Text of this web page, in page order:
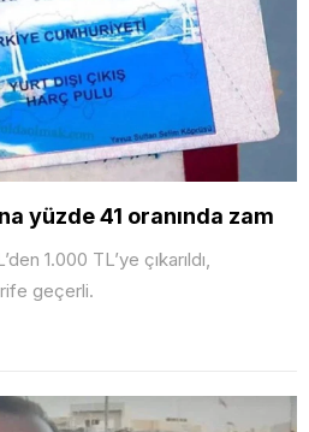
yüzde 41 oranında zam
1.000 TL’ye çıkarıldı,
geçerli.